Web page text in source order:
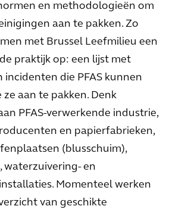
en methodologieën om
aan te pakken. Zo
met Brussel Leefmilieu een
praktijk op: een lijst met
die PFAS kunnen
ze aan te pakken. Denk
PFAS-verwerkende industrie,
en papierfabrieken,
(blusschuim),
waterzuivering- en
Momenteel werken
van geschikte